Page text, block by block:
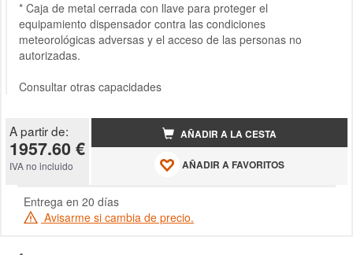
* Caja de metal cerrada con llave para proteger el
equipamiento dispensador contra las condiciones
meteorológicas adversas y el acceso de las personas no
autorizadas.
Consultar otras capacidades
A partir de:
1957.60 €
IVA no incluido
AÑADIR A LA CESTA
AÑADIR A FAVORITOS
Entrega en 20 días
Avisarme si cambia de precio.